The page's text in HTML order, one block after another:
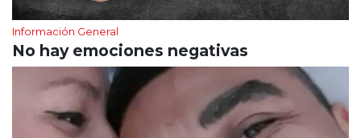
Información General
No hay emociones negativas